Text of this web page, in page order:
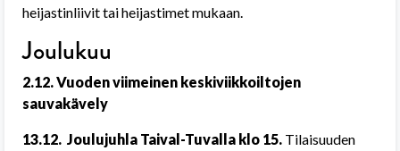
heijastinliivit tai heijastimet mukaan.
Joulukuu
2.12. Vuoden viimeinen keskiviikkoiltojen
sauvakävely
13.12. Joulujuhla Taival-Tuvalla klo 15. Tilaisuuden